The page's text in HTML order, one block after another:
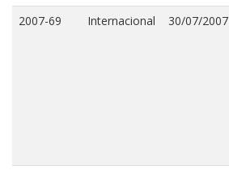
2007-69 Internacional 30/07/2007